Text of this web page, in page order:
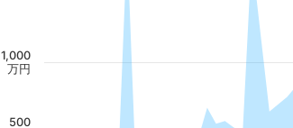
500
1,000
万円